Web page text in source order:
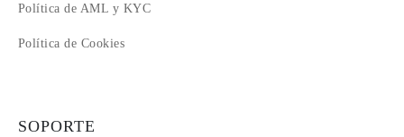
Política de AML y KYC
Política de Cookies
SOPORTE